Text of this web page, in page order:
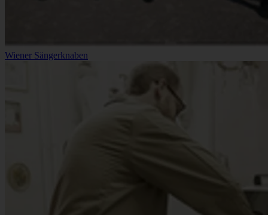
Wiener Sängerknaben